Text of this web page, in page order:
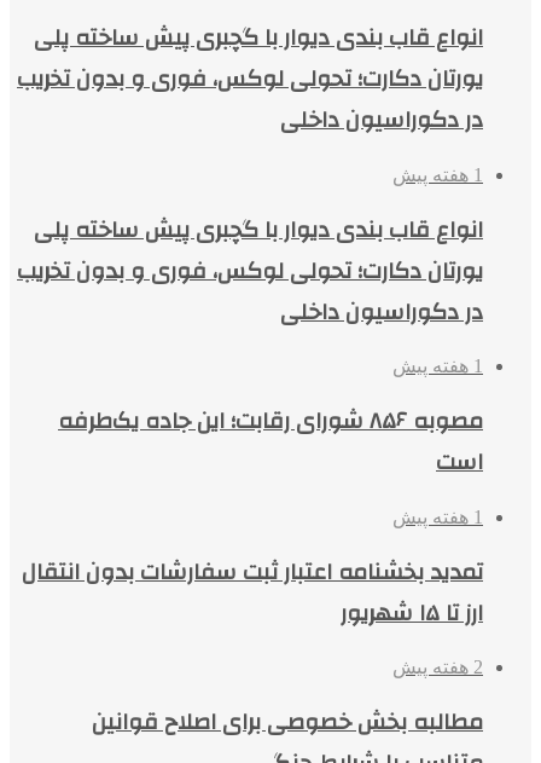
انواع قاب بندی دیوار با گچبری پیش ساخته پلی
یورتان دکارت؛ تحولی لوکس، فوری و بدون تخریب
در دکوراسیون داخلی
1 هفته پیش
انواع قاب بندی دیوار با گچبری پیش ساخته پلی
یورتان دکارت؛ تحولی لوکس، فوری و بدون تخریب
در دکوراسیون داخلی
1 هفته پیش
مصوبه ۸۵۶ شورای رقابت؛ این جاده یک‌طرفه
است
1 هفته پیش
تمدید بخشنامه اعتبار ثبت سفارشات بدون انتقال
ارز تا ۱۵ شهریور
2 هفته پیش
مطالبه بخش خصوصی برای اصلاح قوانین